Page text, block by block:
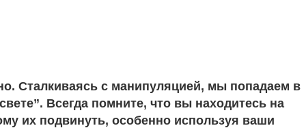
Сталкиваясь с манипуляцией, мы попадаем в
Всегда помните, что вы находитесь на
их подвинуть, особенно используя ваши